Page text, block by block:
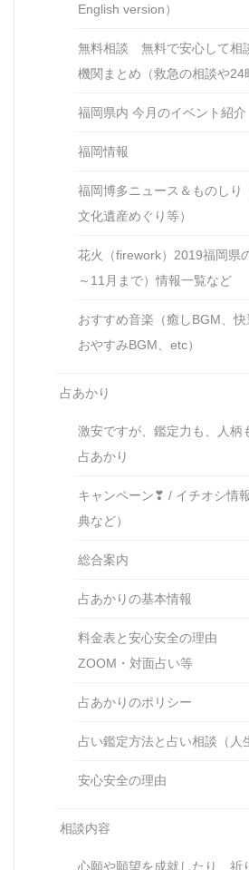
English version）
無料相談 無料で安心して相
機関まとめ（救急の相談や24
福岡県内 今月のイベント紹介
福岡情報
福岡博多ニュース＆ものしり
文化遺産めぐり等）
花火（firework）2019福岡県
～11月まで）情報一覧など
おすすめ音楽（癒しBGM、快
おやすみBGM、etc）
占あかり
激安ですが、鑑定力も、人柄
占あかり
キャンペーン❣ / イチオシ情
典など）
総合案内
占あかりの基本情報
料金表と安心安全の理
ZOOM・対面占い等
占あかりのポリシー
占い鑑定方法と占い相談（人
安心安全の理由
相談内容
心願や願望を成就したり、祈